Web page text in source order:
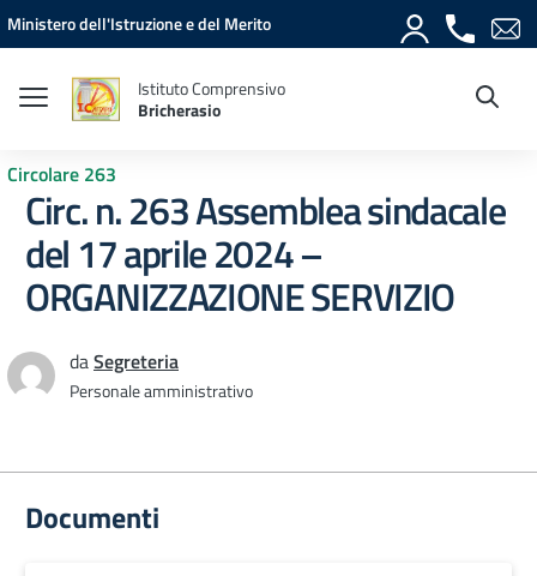
Vai ai contenuti
Vai al menu di navigazione
Vai al footer
Ministero dell'Istruzione e del Merito
Istituto Comprensivo
Bricherasio
Circolare 263
Circ. n. 263 Assemblea sindacale
del 17 aprile 2024 –
ORGANIZZAZIONE SERVIZIO
daSegreteria
Personale amministrativo
Documenti